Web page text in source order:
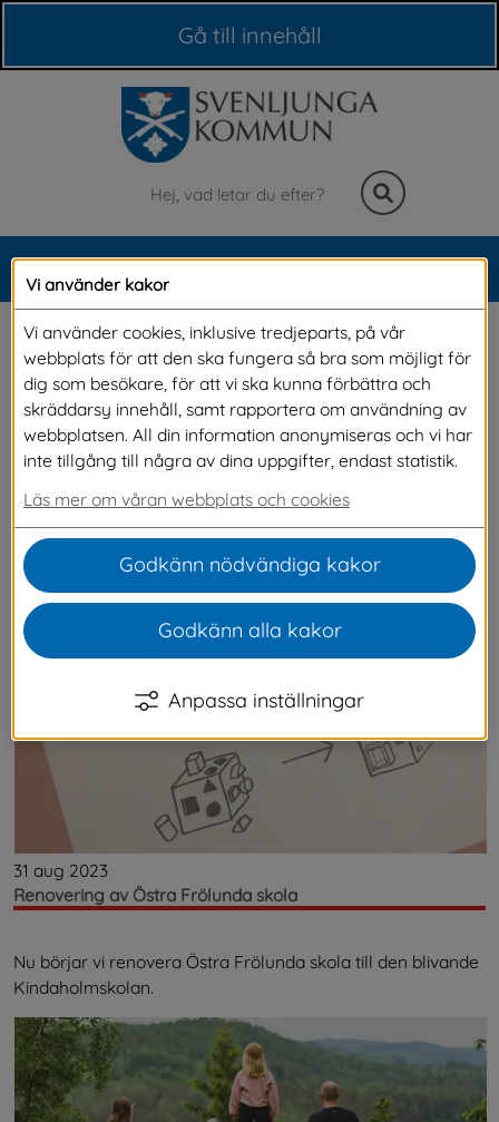
Gå till innehåll
Sök
Meny
Nyheter
På denna sida kan du läsa alla våra nyheter. Om du vill
vara säker på att du inte missar något och vill få
nyheterna direkt till din e-post, kan du prenumerera på
Senaste nytt
31 aug 2023
Renovering av Östra Frölunda skola
Nu börjar vi renovera Östra Frölunda skola till den blivande
Kindaholmskolan.
Vi använder kakor
Vi använder cookies, inklusive tredjeparts, på vår
webbplats för att den ska fungera så bra som möjligt för
dig som besökare, för att vi ska kunna förbättra och
skräddarsy innehåll, samt rapportera om användning av
webbplatsen. All din information anonymiseras och vi har
inte tillgång till några av dina uppgifter, endast statistik.
Läs mer om våran webbplats och cookies
Godkänn nödvändiga kakor
Godkänn alla kakor
Anpassa inställningar